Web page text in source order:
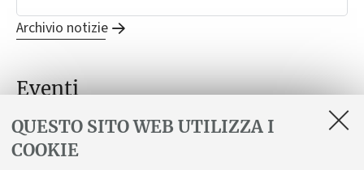
QUESTO SITO WEB UTILIZZA I
COOKIE
Archivio notizie
Eventi
Archivio eventi